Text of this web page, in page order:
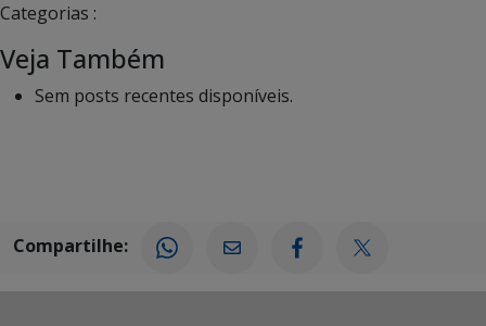
Categorias :
Veja Também
Sem posts recentes disponíveis.
Compartilhe: